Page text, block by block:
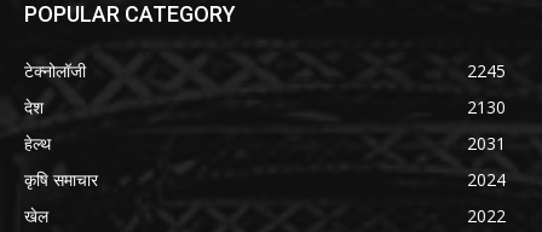
POPULAR CATEGORY
टेक्नोलॉजी
2245
देश
2130
हेल्थ
2031
कृषि समाचार
2024
खेल
2022